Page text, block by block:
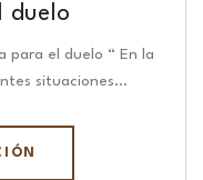
duelo
para el duelo “ En la
situaciones…